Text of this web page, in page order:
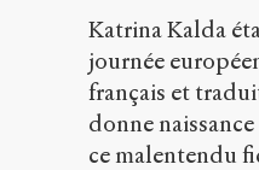
Katrina Kalda
journée
français et
donne
ce malentendu